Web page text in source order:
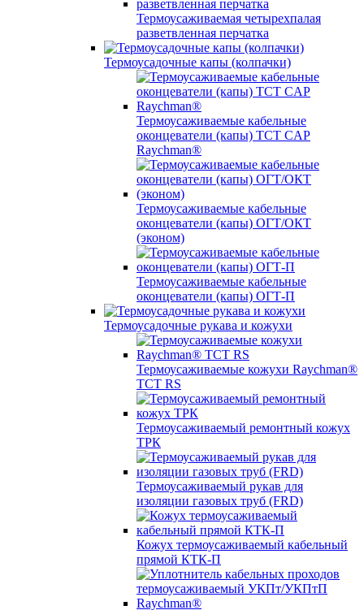
Термоусаживаемая четырехпалая
разветвленная перчатка
Термоусадочные капы (колпачки)
Термоусаживаемые кабельные
оконцеватели (капы) ТCT CAP
Raychman®
Термоусаживаемые кабельные
оконцеватели (капы) ОГТ/ОКТ
(эконом)
Термоусаживаемые кабельные
оконцеватели (капы) ОГТ-П
Термоусадочные рукава и кожухи
Термоусаживаемые кожухи Raychman®
TCT RS
Термоусаживаемый ремонтный кожух
ТРК
Термоусаживаемый рукав для
изоляции газовых труб (FRD)
Кожух термоусаживаемый кабельный
прямой КТК-П